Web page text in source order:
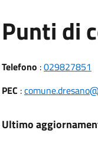
Punti di
Telefono :029827851
PEC :
Ultimo